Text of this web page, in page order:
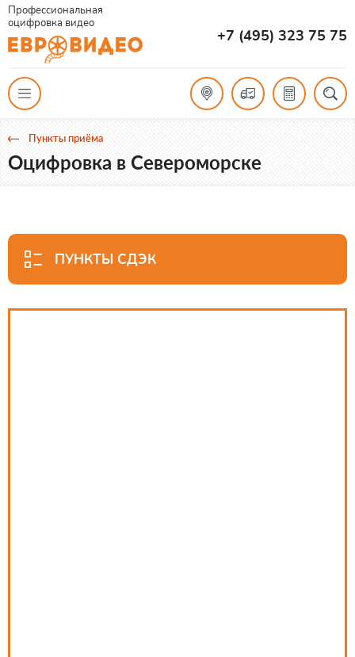
Профессиональная
оцифровка видео
+7 (495) 323 75 75
Пункты приёма
Оцифровка в Североморске
ПУНКТЫ СДЭК